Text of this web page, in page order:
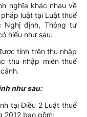
nghĩa khác nhau về
luật tại Luật thuế
Nghị định, Thông tư
hiểu như sau:
tính trên thu nhập
thu nhập miễn thuế
như sau:
tại Điều 2 Luật thuế
2012 bao gồm: